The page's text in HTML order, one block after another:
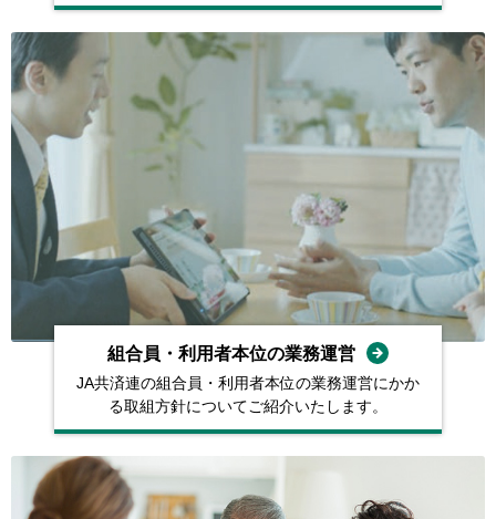
組合員・利用者本位の業務運営
JA共済連の組合員・利用者本位の業務運営にかか
る取組方針についてご紹介いたします。